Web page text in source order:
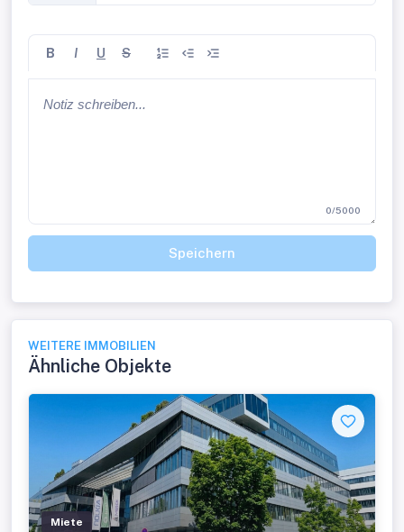
B I U S
0/5000
Speichern
WEITERE IMMOBILIEN
Ähnliche Objekte
Miete